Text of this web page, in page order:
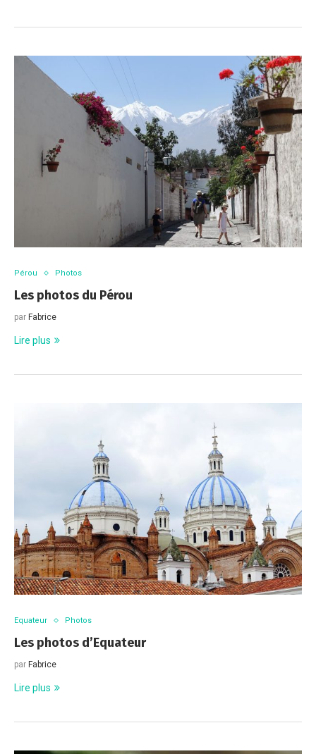
Pérou Photos
Les photos du Pérou
par Fabrice
Lire plus
Equateur Photos
Les photos d’Equateur
par Fabrice
Lire plus